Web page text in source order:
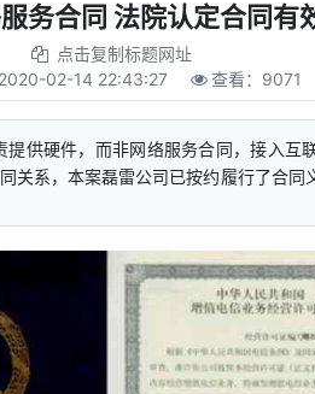
务合同 法院认定合同有
点击复制标题网址
2020-02-14 22:43:27 查看： 9071
供硬件，而非网络服务合同，接入互
关系，本案磊雷公司已按约履行了合同